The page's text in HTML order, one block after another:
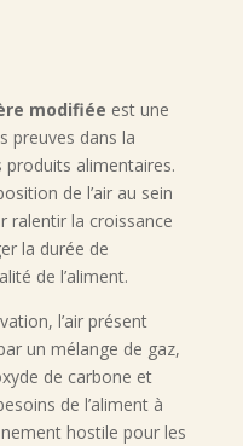
modifiée est une
preuves dans la
alimentaires.
de l’air au sein
ralentir la croissance
la durée de
de l’aliment.
l’air présent
un mélange de gaz,
de carbone et
de l’aliment à
hostile pour les